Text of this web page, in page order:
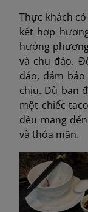
Thực khách
kết hợp
hưởng
và chu đáo.
đáo, đảm
chịu. Dù bạn
một chiếc
đều mang
và thỏa mãn.